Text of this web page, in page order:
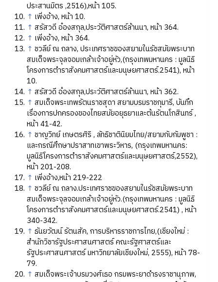
ประสานมิตร ,2516),หน้า 105.
↑ เพิ่งอ้าง, หน้า 10.
↑ สรัสวดี อ๋องสกุล,ประวัติศาสตร์ล้านนา, หน้า 364.
↑ เพิ่งอ้าง, หน้า 364.
↑ ชวลีย์ ณ ถลาง, ประเทศราชของสยามในรัชสมัยพระบาท
สมเด็จพระจุลจอมเกล้าเจ้าอยู่หัว,(กรุงเทพมหานคร : มูลนิธิ
โครงการตำราสังคมศาสตร์และมนุษยศาสตร์.2541), หน้า
10.
↑ สรัสวดี อ๋องสกุล,ประวัติศาสตร์ล้านนา, หน้า 362.
↑ สมเด็จพระเทพรัตนราชสุดา สยามบรมราชกุมารี, บันทึก
เรื่องการปกครองของไทยสมัยอยุธยาและต้นรัตนโกสินทร์ ,
หน้า 41-42.
↑ ชาญวิทย์ เกษตรศิริ , ลัทธิชาตินิยมไทย/สยามกับกัมพูชา :
และกรณีศึกษาปราสาทเขาพระวิหาร, (กรุงเทพมหานคร:
มูลนิธิโครงการตำราสังคมศาสตร์และมนุษยศาสตร์,2552),
หน้า 201-208.
↑ เพิ่งอ้าง,หน้า 219-222
↑ ชวลีย์ ณ ถลาง.ประเทศราชของสยามในรัชสมัยพระบาท
สมเด็จพระจุลจอมเกล้าเจ้าอยู่หัว.(กรุงเทพมหานคร : มูลนิธิ
โครงการตำราสังคมศาสตร์และมนุษยศาสตร์.2541) , หน้า
340-342.
↑ ธันยวัฒน์ รัตนสัค, การบริหารราชการไทย,(เชียงใหม่ :
สำนักวิชารัฐประศาสนศาสตร์ คณะรัฐศาสตร์และ
รัฐประศาสนศาสตร์ มหาวิทยาลัยเชียงใหม่, 2555), หน้า 78-
79.
↑ สมเด็จพระเจ้าบรมวงศ์เธอ กรมพระยาดำรงราชานุภาพ,